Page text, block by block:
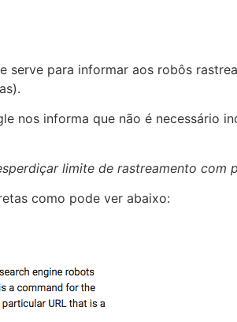
para informar aos robôs
informa que não é necessário
limite de rastreamento com
como pode ver abaixo: